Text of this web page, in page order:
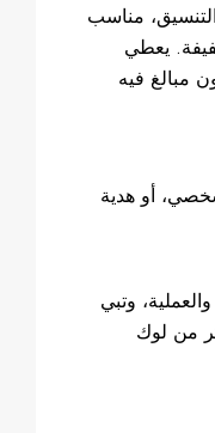
مناسب
يعطي
مبالغ فيه
أو هدية
وتبي
من لوك